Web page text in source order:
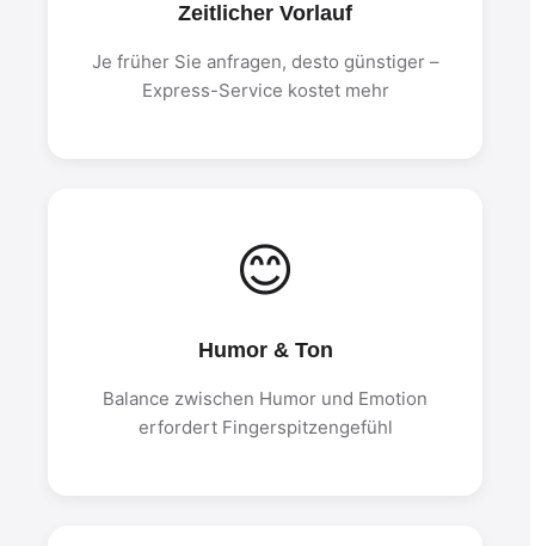
Zeitlicher Vorlauf
Je früher Sie anfragen, desto günstiger –
Express-Service kostet mehr
😊
Humor & Ton
Balance zwischen Humor und Emotion
erfordert Fingerspitzengefühl